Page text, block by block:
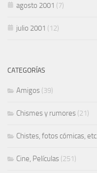
agosto 2001 (7)
julio 2001 (12)
CATEGORÍAS
Amigos (39)
Chismes y rumores (21)
Chistes, fotos cómicas, etc.
Cine, Películas (251)